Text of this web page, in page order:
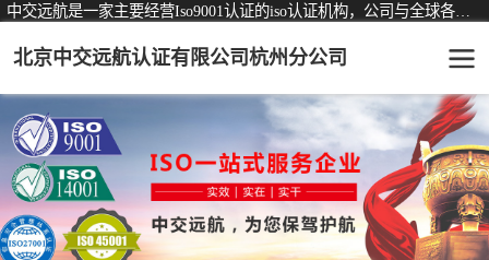
北京中交远航认证有限公司杭州分公司
认证服务 可从事认证业务一览表
ISO9001质量管理体系认证
ISO14001环境管理体系认证